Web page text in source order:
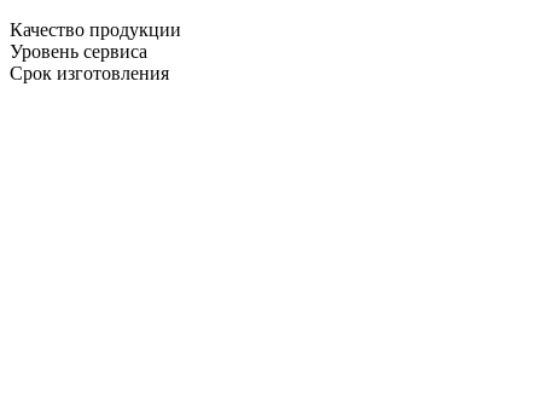
Качество продукции
Уровень сервиса
Срок изготовления